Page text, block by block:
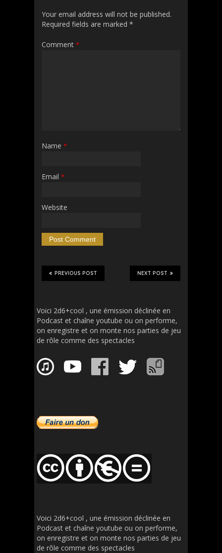
Your email address will not be published.
Required fields are marked *
Comment *
Name *
Email *
Website
NEXT POST
PREVIOUS POST
Voici 2d6+cool , une émission déclinée en
Podcast et chaîne youtube ou on performe,
on enregistre et on monte nos parties de jeu
de rôle comme des spectacles
Voici 2d6+cool , une émission déclinée en
Podcast et chaîne youtube ou on performe,
on enregistre et on monte nos parties de jeu
de rôle comme des spectacles